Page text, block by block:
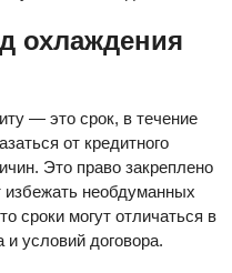
охлаждения
— это срок, в течение
от кредитного
Это право закреплено
избежать необдуманных
сроки могут отличаться в
и условий договора.